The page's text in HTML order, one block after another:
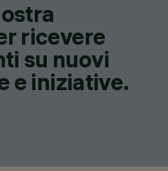
ricevere
su nuovi
e iniziative.